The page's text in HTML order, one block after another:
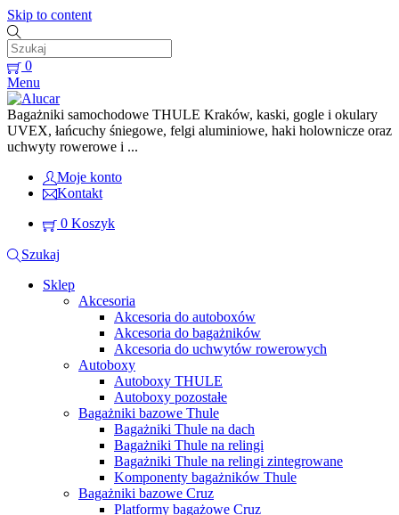
Skip to content
0
Menu
Bagażniki samochodowe THULE Kraków, kaski, gogle i okulary
UVEX, łańcuchy śniegowe, felgi aluminiowe, haki holownicze oraz
uchwyty rowerowe i ...
Moje konto
Kontakt
0 Koszyk
Szukaj
Sklep
Akcesoria
Akcesoria do autoboxów
Akcesoria do bagażników
Akcesoria do uchwytów rowerowych
Autoboxy
Autoboxy THULE
Autoboxy pozostałe
Bagażniki bazowe Thule
Bagażniki Thule na dach
Bagażniki Thule na relingi
Bagażniki Thule na relingi zintegrowane
Komponenty bagażników Thule
Bagażniki bazowe Cruz
Platformy bagażowe Cruz